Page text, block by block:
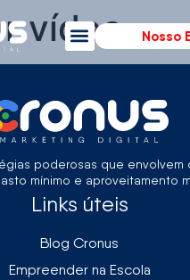
Nosso
vídeo
poderosas que envolvem
mínimo e aproveitamento
Links úteis
Blog Cronus
Empreender na Escola